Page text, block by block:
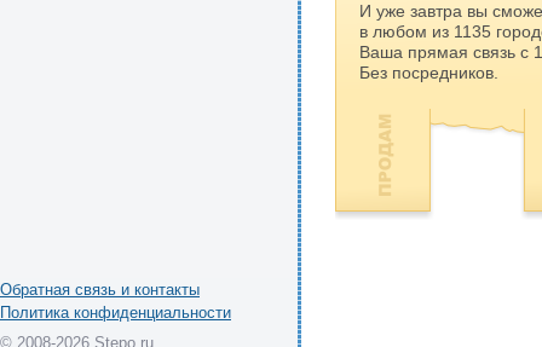
И уже завтра вы
в любом из 1135
Ваша прямая связь с
Без посредников.
Обратная связь и контакты
Политика конфиденциальности
© 2008-2026 Stepo.ru